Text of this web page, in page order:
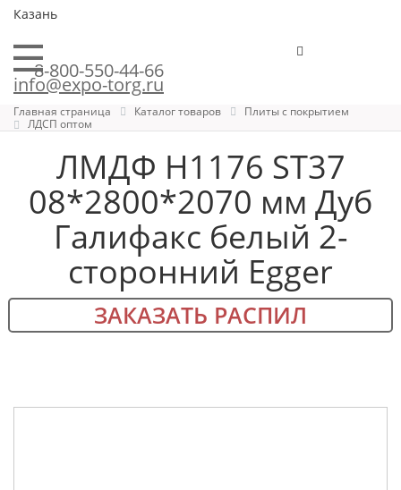
Казань
8-800-550-44-66
info@expo-torg.ru
Главная страница Каталог товаров
Плиты с покрытием
ЛДСП оптом
ЛМДФ H1176 ST37
08*2800*2070 мм Дуб
Галифакс белый 2-
сторонний Egger
ЗАКАЗАТЬ РАСПИЛ